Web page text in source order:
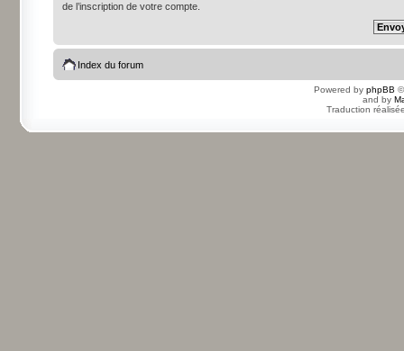
de l’inscription de votre compte.
Index du forum
Powered by phpBB
and by
Traduction